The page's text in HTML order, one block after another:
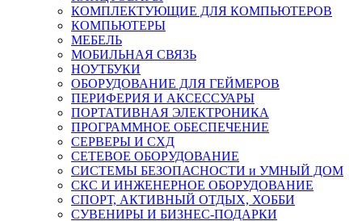
КОМПЛЕКТУЮЩИЕ ДЛЯ КОМПЬЮТЕРОВ
КОМПЬЮТЕРЫ
МЕБЕЛЬ
МОБИЛЬНАЯ СВЯЗЬ
НОУТБУКИ
ОБОРУДОВАНИЕ ДЛЯ ГЕЙМЕРОВ
ПЕРИФЕРИЯ И АКСЕССУАРЫ
ПОРТАТИВНАЯ ЭЛЕКТРОНИКА
ПРОГРАММНОЕ ОБЕСПЕЧЕНИЕ
СЕРВЕРЫ И СХД
СЕТЕВОЕ ОБОРУДОВАНИЕ
СИСТЕМЫ БЕЗОПАСНОСТИ и УМНЫЙ ДОМ
СКС И ИНЖЕНЕРНОЕ ОБОРУДОВАНИЕ
СПОРТ, АКТИВНЫЙ ОТДЫХ, ХОББИ
СУВЕНИРЫ И БИЗНЕС-ПОДАРКИ